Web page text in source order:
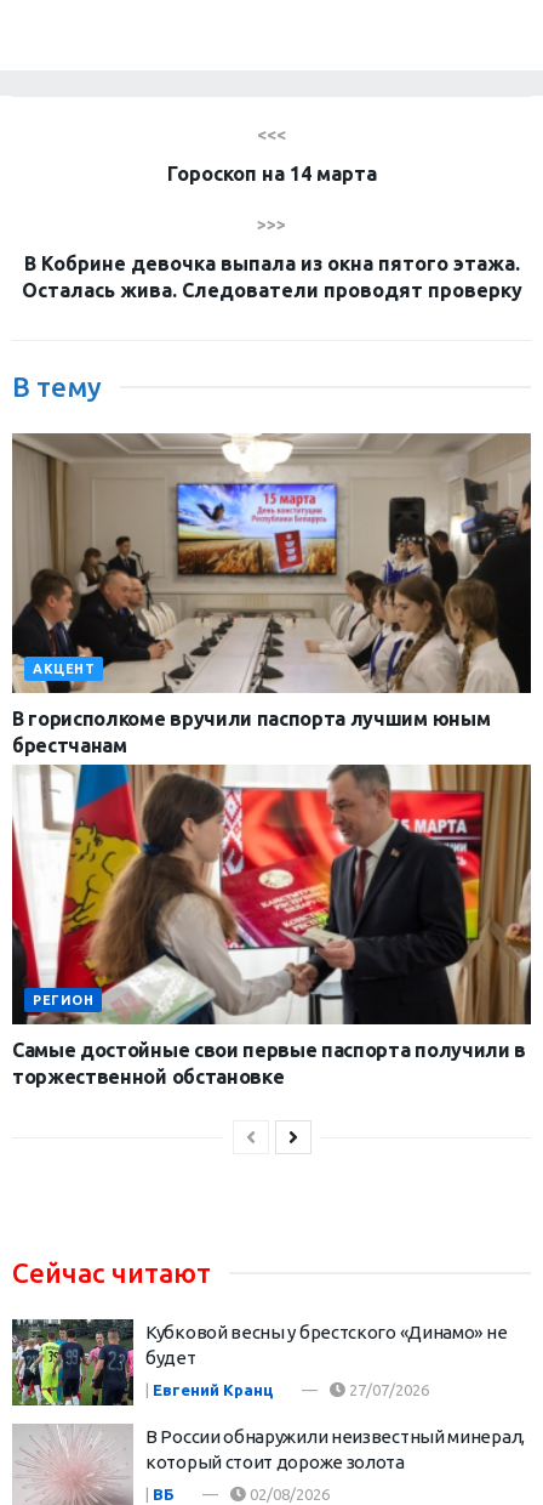
<<<
Гороскоп на 14 марта
>>>
В Кобрине девочка выпала из окна пятого этажа.
Осталась жива. Следователи проводят проверку
В тему
АКЦЕНТ
В горисполкоме вручили паспорта лучшим юным
брестчанам
РЕГИОН
Самые достойные свои первые паспорта получили в
торжественной обстановке
Сейчас читают
Кубковой весны у брестского «Динамо» не
будет
| Евгений Кранц 27/07/2026
В России обнаружили неизвестный минерал,
который стоит дороже золота
ВБ 02/08/2026